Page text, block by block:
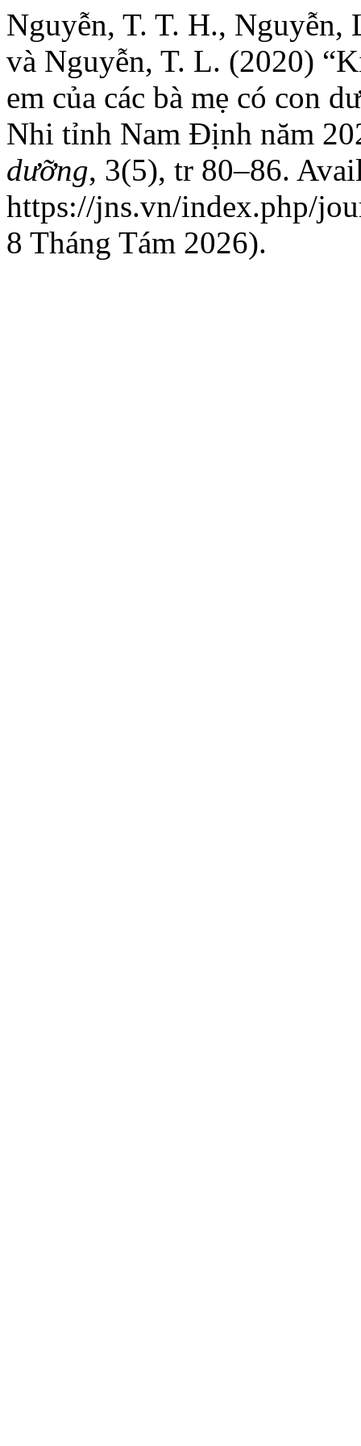
Nguyễn, T. T. H.,
và Nguyễn, T. L. (2020)
em của các bà mẹ có con
Nhi tỉnh Nam Định năm
dưỡng, 3(5), tr 80–86.
https://jns.vn/index.php/
8 Tháng Tám 2026).